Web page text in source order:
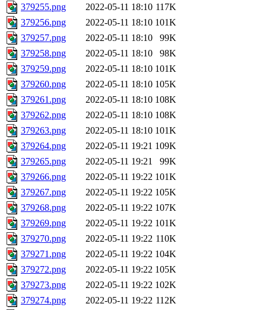
379255.png
2022-05-11 18:10 117K
379256.png
2022-05-11 18:10 101K
379257.png
2022-05-11 18:10
99K
379258.png
2022-05-11 18:10
98K
379259.png
2022-05-11 18:10 101K
379260.png
2022-05-11 18:10 105K
379261.png
2022-05-11 18:10 108K
379262.png
2022-05-11 18:10 108K
379263.png
2022-05-11 18:10 101K
379264.png
2022-05-11 19:21 109K
379265.png
2022-05-11 19:21
99K
379266.png
2022-05-11 19:22 101K
379267.png
2022-05-11 19:22 105K
379268.png
2022-05-11 19:22 107K
379269.png
2022-05-11 19:22 101K
379270.png
2022-05-11 19:22 110K
379271.png
2022-05-11 19:22 104K
379272.png
2022-05-11 19:22 105K
379273.png
2022-05-11 19:22 102K
379274.png
2022-05-11 19:22 112K